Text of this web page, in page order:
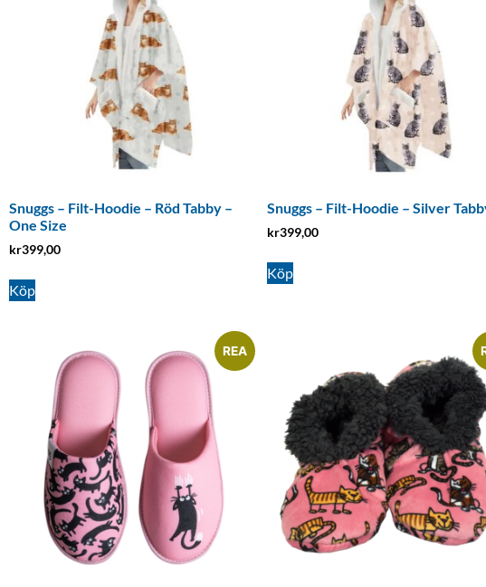
Snuggs – Filt-Hoodie – Röd Tabby –
One Size
kr399,00
Köp
Snuggs – Filt-Hoodie – Silver
kr399,00
Köp
REA